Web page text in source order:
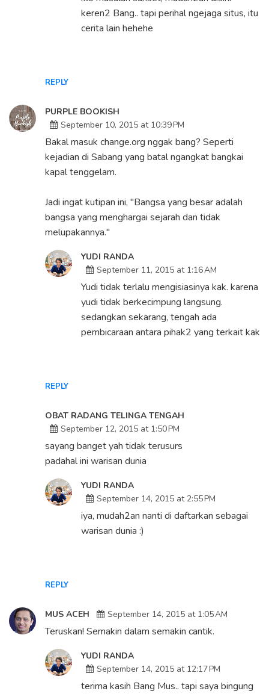
REPLY
keren2 Bang.. tapi perihal ngejaga situs, itu
cerita lain hehehe
PURPLE BOOKISH
September 10, 2015 at 10:39 PM
Bakal masuk change.org nggak bang? Seperti
kejadian di Sabang yang batal ngangkat bangkai
kapal tenggelam.
Jadi ingat kutipan ini, "Bangsa yang besar adalah
bangsa yang menghargai sejarah dan tidak
melupakannya."
REPLY
YUDI RANDA
September 11, 2015 at 1:16 AM
Yudi tidak terlalu mengisiasinya kak. karena
yudi tidak berkecimpung langsung.
sedangkan sekarang, tengah ada
pembicaraan antara pihak2 yang terkait kak
OBAT RADANG TELINGA TENGAH
September 12, 2015 at 1:50 PM
sayang banget yah tidak terusurs
padahal ini warisan dunia
REPLY
YUDI RANDA
September 14, 2015 at 2:55 PM
iya, mudah2an nanti di daftarkan sebagai
warisan dunia :)
MUS ACEH September 14, 2015 at 1:05 AM
Teruskan! Semakin dalam semakin cantik.
YUDI RANDA
September 14, 2015 at 12:17 PM
terima kasih Bang Mus.. tapi saya bingung